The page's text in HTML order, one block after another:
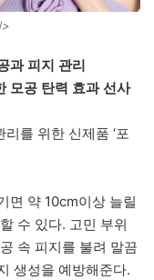
과 피지 관리
모공 탄력 효과 선사
를 위한 신제품 ‘포
면 약 10cm이상 늘릴
수 있다. 고민 부위
속 피지를 불려 말끔
생성을 예방해준다.